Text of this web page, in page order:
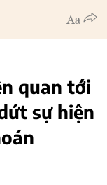
quan tới
sự hiện